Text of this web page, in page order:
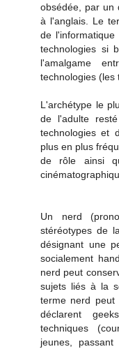
obsédée, par un
à l'anglais. Le
de
technologies si
l'amalgame
technologies (les
L'archétype le
de l'adulte
technologies et
plus en plus
de rôle ainsi
Un nerd
stéréotypes de
désignant une
socialement
nerd peut
sujets liés à la
terme nerd peut
déclarent
techniques
jeunes,